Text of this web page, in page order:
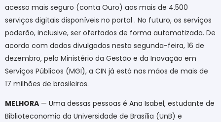
acesso mais seguro (conta Ouro) aos mais de 4.500
serviços digitais disponíveis no portal . No futuro, os serviços
poderão, inclusive, ser ofertados de forma automatizada. De
acordo com dados divulgados nesta segunda-feira, 16 de
dezembro, pelo Ministério da Gestão e da Inovação em
Serviços Públicos (MGI), a CIN já está nas mãos de mais de
17 milhões de brasileiros.
MELHORA — Uma dessas pessoas é Ana Isabel, estudante de
Biblioteconomia da Universidade de Brasília (UnB) e